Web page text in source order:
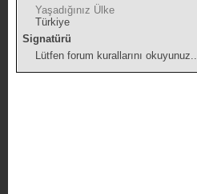
Yaşadığınız Ülke
Türkiye
Signatürü
Lütfen forum kurallarını okuyunuz..